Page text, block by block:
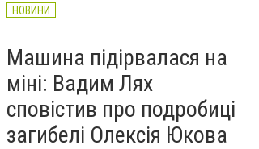
НОВИНИ
Машина підірвалася на
міні: Вадим Лях
сповістив про подробиці
загибелі Олексія Юкова